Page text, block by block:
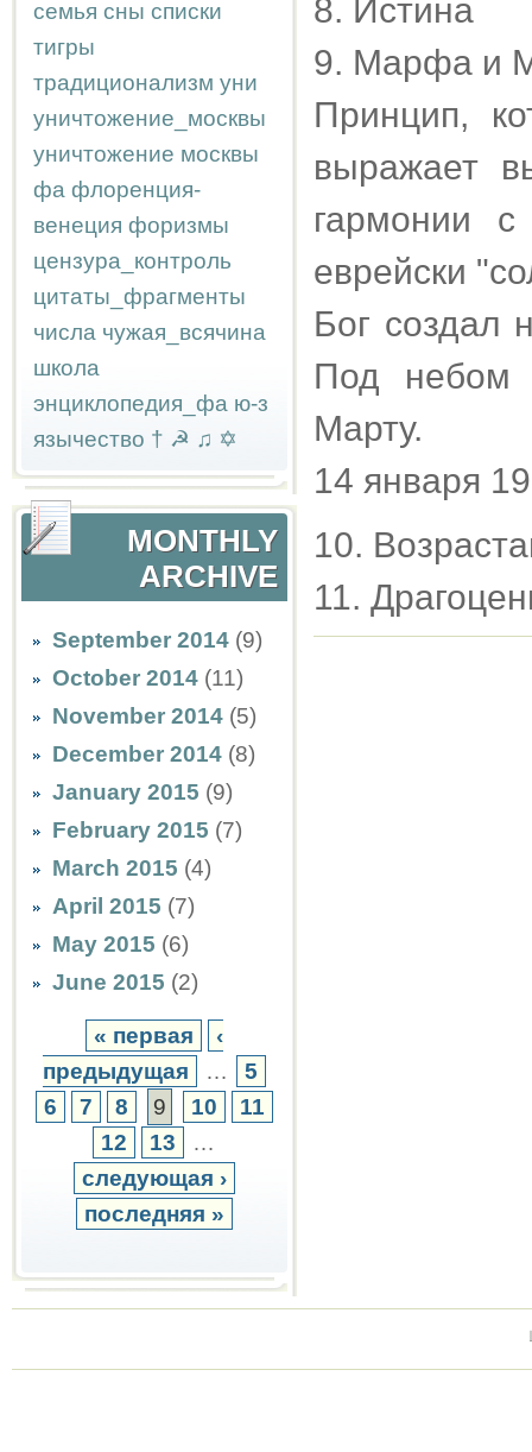
семья сны списки
тигры
традиционализм уни
уничтожение_москвы
уничтожение москвы
фа флоренция-
венеция форизмы
цензура_контроль
цитаты_фрагменты
числа чужая_всячина
школа
энциклопедия_фа ю-з
язычество † ☭ ♫ ✡
MONTHLY
ARCHIVE
September 2014 (9)
October 2014 (11)
November 2014 (5)
December 2014 (8)
January 2015 (9)
February 2015 (7)
March 2015 (4)
April 2015 (7)
May 2015 (6)
June 2015 (2)
« первая
‹
предыдущая
…
5
6
7 8 9 10
11
12
13
…
следующая ›
последняя »
8. Истина
9. Марфа и
Принцип,
выражает
гармонии
еврейски
Бог создал
Под
Марту.
14 января
10.
11.